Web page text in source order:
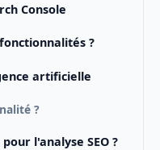
Console
?
artificielle
?
l'analyse SEO ?